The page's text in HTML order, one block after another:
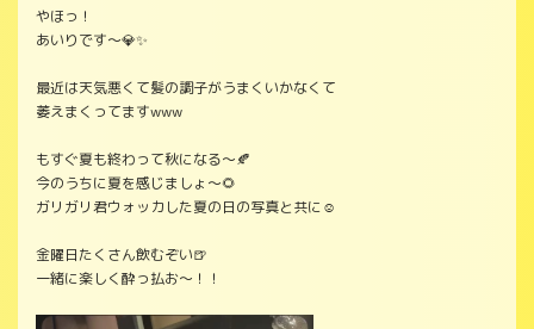
やほっ！
あいりです〜💎✨
最近は天気悪くて髪の調子がうまくいかなくて
萎えまくってますwww
もすぐ夏も終わって秋になる〜🍂
今のうちに夏を感じましょ〜🌻
ガリガリ君ウォッカした夏の日の写真と共に☺️
金曜日たくさん飲むぞい🍺
一緒に楽しく酔っ払お〜！！